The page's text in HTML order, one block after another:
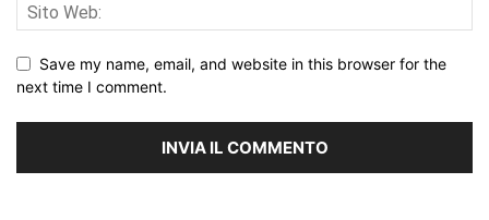
Save my name, email, and website in this browser for the
next time I comment.